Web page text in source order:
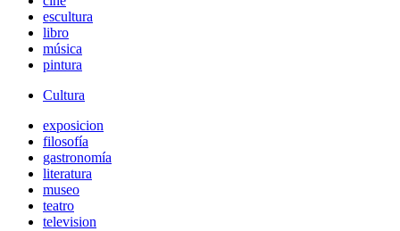
escultura
libro
música
pintura
Cultura
exposicion
filosofía
gastronomía
literatura
museo
teatro
television